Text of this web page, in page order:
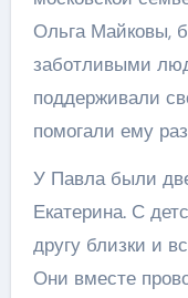
Ольга Майковы,
заботливыми
поддерживали
помогали ему
У Павла были
Екатерина. С
другу близки и
Они вместе